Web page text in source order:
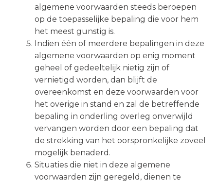
algemene voorwaarden steeds beroepen
op de toepasselijke bepaling die voor hem
het meest gunstig is.
Indien één of meerdere bepalingen in deze
algemene voorwaarden op enig moment
geheel of gedeeltelijk nietig zijn of
vernietigd worden, dan blijft de
overeenkomst en deze voorwaarden voor
het overige in stand en zal de betreffende
bepaling in onderling overleg onverwijld
vervangen worden door een bepaling dat
de strekking van het oorspronkelijke zoveel
mogelijk benaderd.
Situaties die niet in deze algemene
voorwaarden zijn geregeld, dienen te